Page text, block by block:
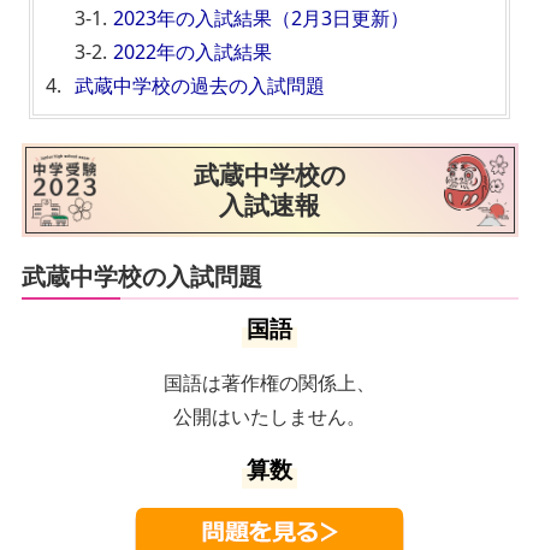
2023年の入試結果（2月3日更新）
2022年の入試結果
武蔵中学校の過去の入試問題
武蔵中学校の
入試速報
武蔵中学校の入試問題
国語
国語は著作権の関係上、
公開はいたしません。
算数